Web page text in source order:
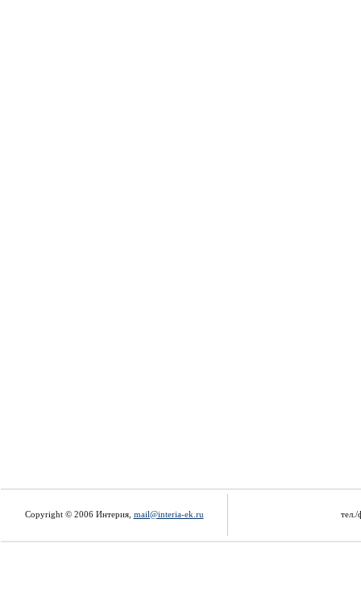
Copyright © 2006 Интерия, mail@interia-ek.ru